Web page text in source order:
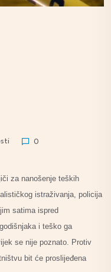
0
za nanošenje teških
istraživanja, policija
satima ispred
i teško ga
se nije poznato. Protiv
bit će proslijeđena